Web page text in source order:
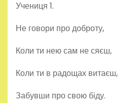
Учениця 1.
Не говори про доброту,
Коли ти нею сам не сяєш,
Коли ти в радощах витаєш,
Забувши про свою біду.